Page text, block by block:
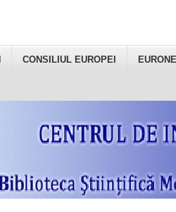
CONSILIUL EUROPEI